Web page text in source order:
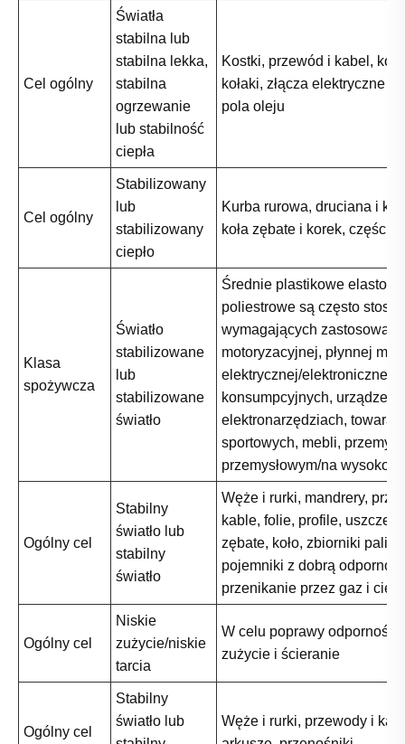
Cel ogólny
Światła
stabilna lub
stabilna lekka,
stabilna
ogrzewanie
lub stabilność
ciepła
Kostki, przewód i kabel,
kołaki, złącza elektryczne i
pola oleju
Cel ogólny
Stabilizowany
lub
stabilizowany
ciepło
Kurba rurowa, druciana i
koła zębate i korek, części
Klasa
spożywcza
Światło
stabilizowane
lub
stabilizowane
światło
Średnie plastikowe
poliestrowe są często
wymagających
motoryzacyjnej, płynnej
elektrycznej/elektronicznej,
konsumpcyjnych, urządzeń i
elektronarzędziach,
sportowych, mebli,
przemysłowym/na
Ogólny cel
Stabilny
światło lub
stabilny
światło
Węże i rurki, mandrery,
kable, folie, profile,
zębate, koło, zbiorniki
pojemniki z dobrą
przenikanie przez gaz i
Ogólny cel
Niskie
zużycie/niskie
tarcia
W celu poprawy odporności
zużycie i ścieranie
Ogólny cel
Stabilny
światło lub
Węże i rurki, przewody i